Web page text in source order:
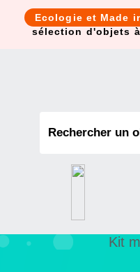
Ecologie et Made
sélection d'objets
Kit
Cookies management panel